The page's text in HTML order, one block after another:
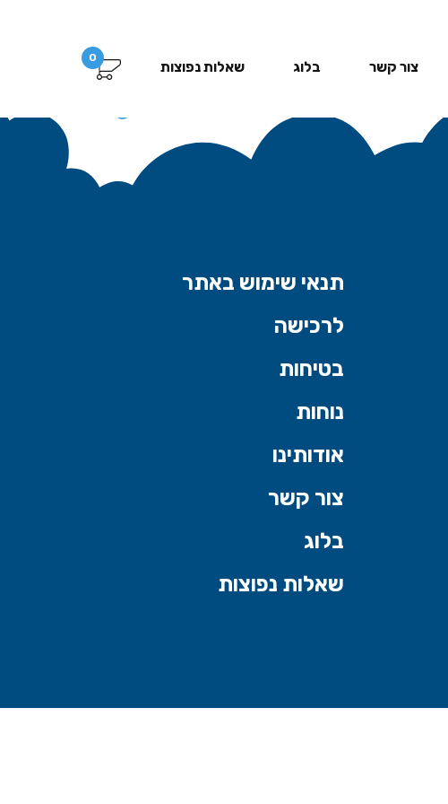
0
צור קשר בלוג שאלות נפוצות
תנאי שימוש באתר
לרכישה
בטיחות
נוחות
אודותינו
צור קשר
בלוג
שאלות נפוצות